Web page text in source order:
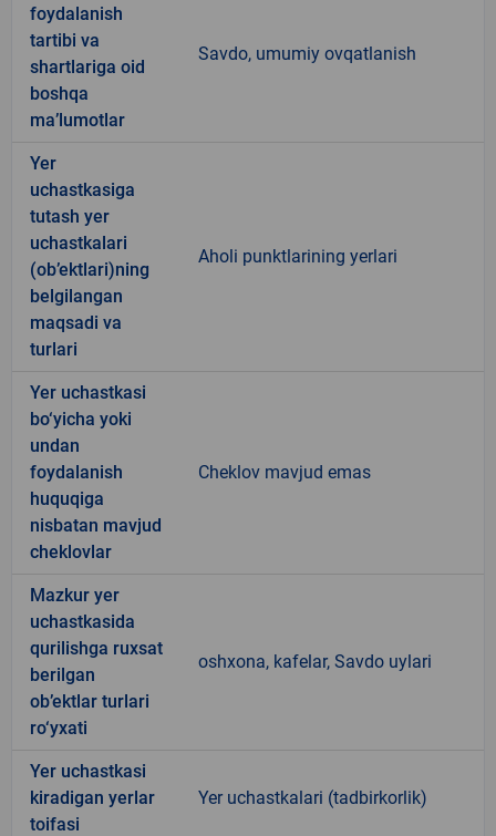
foydalanish
tartibi va
shartlariga oid
boshqa
ma’lumotlar
Savdo, umumiy ovqatlanish
Yer
uchastkasiga
tutash yer
uchastkalari
(ob’ektlari)ning
belgilangan
maqsadi va
turlari
Aholi punktlarining yerlari
Yer uchastkasi
bo‘yicha yoki
undan
foydalanish
huquqiga
nisbatan mavjud
cheklovlar
Cheklov mavjud emas
Mazkur yer
uchastkasida
qurilishga ruxsat
berilgan
ob’ektlar turlari
ro‘yxati
oshxona, kafelar, Savdo uylari
Yer uchastkasi
kiradigan yerlar
toifasi
Yer uchastkalari (tadbirkorlik)